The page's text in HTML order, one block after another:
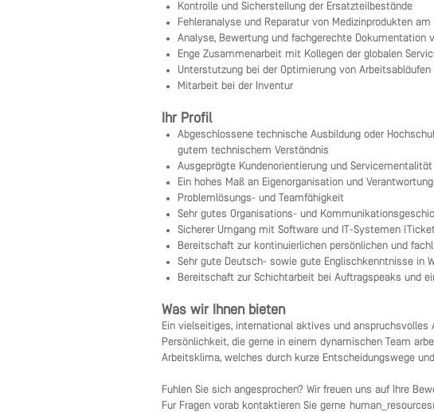
Kontrolle und Sicherstellung der Ersatzteilbestände
Fehleranalyse und Reparatur von Medizinprodukten am
Analyse, Bewertung und fachgerechte Dokumentation
Enge Zusammenarbeit mit Kollegen der globalen
Unterstützung bei der Optimierung von
Mitarbeit bei der Inventur
Ihr Profil
Abgeschlossene technische Ausbildung oder
gutem technischem Verständnis
Ausgeprägte Kundenorientierung und Servicementalität
Ein hohes Maß an Eigenorganisation und
Problemlösungs- und Teamfähigkeit
Sehr gutes Organisations- und
Sicherer Umgang mit Software und IT-Systemen
Bereitschaft zur kontinuierlichen persönlichen und
Sehr gute Deutsch- sowie gute Englischkenntnisse in
Bereitschaft zur Schichtarbeit bei Auftragspeaks und
Was wir Ihnen bieten
Ein vielseitiges, international aktives und
Persönlichkeit, die gerne in einem dynamischen Team
Arbeitsklima, welches durch kurze Entscheidungswege
Fühlen Sie sich angesprochen? Wir freuen uns auf Ihre
Für Fragen vorab kontaktieren Sie gerne